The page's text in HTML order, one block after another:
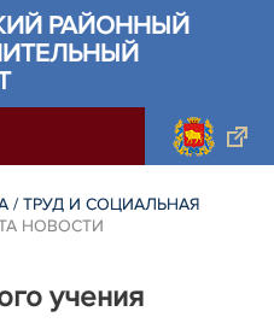
РАЙОННЫЙ
/ ТРУД И СОЦИАЛЬНАЯ
НОВОСТИ
учения